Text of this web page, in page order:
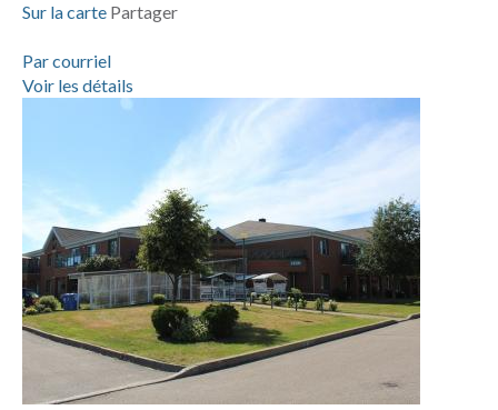
Sur la carte Partager
Par courriel
Voir les détails